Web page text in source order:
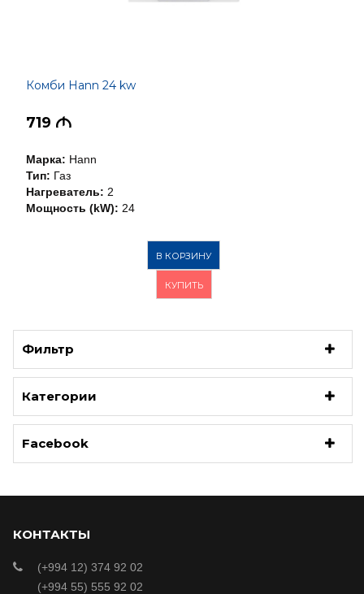
Комби Hann 24 kw
719 M
Марка: Hann
Тип: Газ
Нагреватель: 2
Мощность (kW): 24
В КОРЗИНУ
КУПИТЬ
Фильтр
Категории
Facebook
КОНТАКТЫ
(+994 12) 374 92 02
(+994 55) 555 92 02